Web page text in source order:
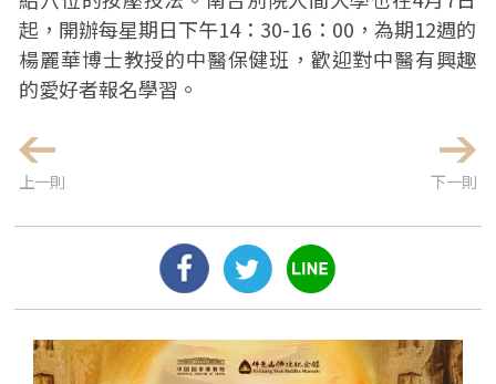
起，開辦每星期日下午14：30-16：00，為期12週的
楊麗華博士教授的中醫保健班，歡迎對中醫有興趣
的愛好者報名學習。
上一則 下一則